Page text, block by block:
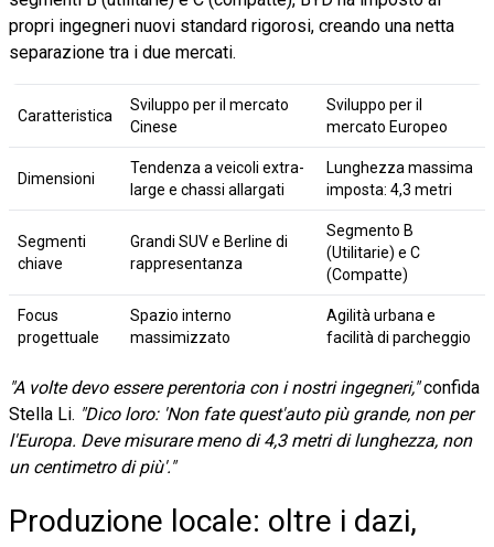
propri ingegneri nuovi standard rigorosi, creando una netta
separazione tra i due mercati.
Caratteristica
Sviluppo per il mercato
Cinese
Sviluppo per il
mercato Europeo
Dimensioni
Tendenza a veicoli extra-
large e chassi allargati
Lunghezza massima
imposta: 4,3 metri
Segmenti
chiave
Grandi SUV e Berline di
rappresentanza
Segmento B
(Utilitarie) e C
(Compatte)
Focus
progettuale
Spazio interno
massimizzato
Agilità urbana e
facilità di parcheggio
"A volte devo essere perentoria con i nostri ingegneri,"confida
Stella Li. "Dico loro: 'Non fate quest'auto più grande, non per
l'Europa. Deve misurare meno di 4,3 metri di lunghezza, non
un centimetro di più'."
Produzione locale: oltre i dazi,